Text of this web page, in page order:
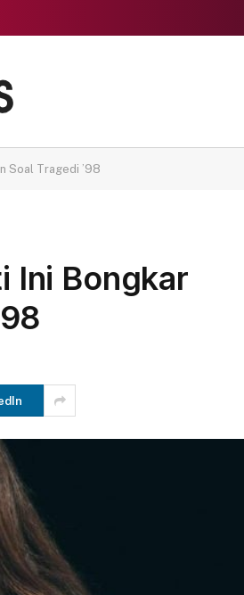
Soal Tragedi ’98
Ini Bongkar